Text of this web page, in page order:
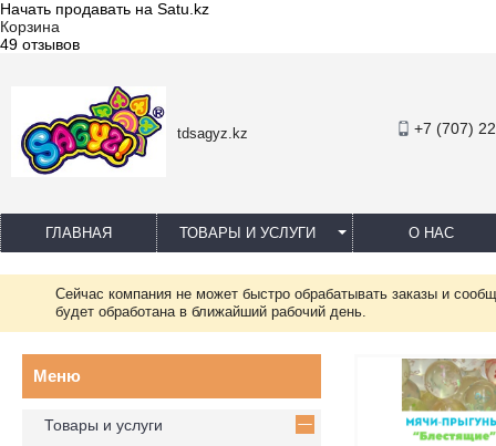
Начать продавать на Satu.kz
Корзина
49 отзывов
tdsagyz.kz +7 (707)
ГЛАВНАЯ ТОВАРЫ И УСЛУГИ О НАС
Сейчас компания не может быстро обрабатывать заказы и
будет обработана в ближайший рабочий день.
Товары и услуги